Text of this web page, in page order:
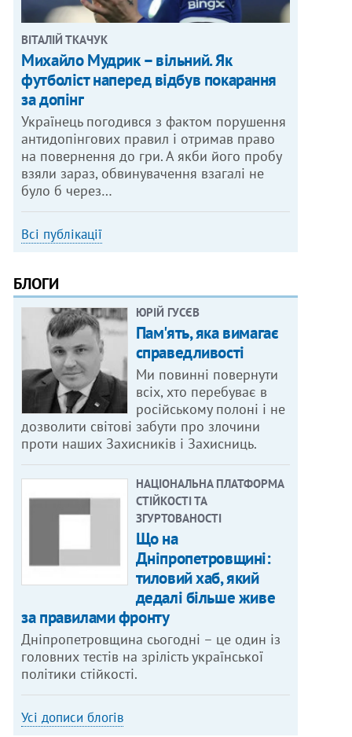
ВІТАЛІЙ ТКАЧУК
Михайло Мудрик – вільний. Як
футболіст наперед відбув покарання
за допінг
Українець погодився з фактом порушення
антидопінгових правил і отримав право
на повернення до гри. А якби його пробу
взяли зараз, обвинувачення взагалі не
було б через…
Всі публікації
БЛОГИ
ЮРІЙ ГУСЄВ
Пам'ять, яка вимагає
справедливості
Ми повинні повернути
всіх, хто перебуває в
російському полоні і не
дозволити світові забути про злочини
проти наших Захисників і Захисниць.
НАЦІОНАЛЬНА ПЛАТФОРМА
СТІЙКОСТІ ТА
ЗГУРТОВАНОСТІ
Що на
Дніпропетровщині:
тиловий хаб, який
дедалі більше живе
за правилами фронту
Дніпропетровщина сьогодні – це один із
головних тестів на зрілість української
політики стійкості.
Усі дописи блогів